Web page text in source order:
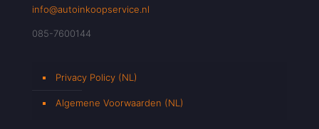
info@autoinkoopservice.nl
085-7600144
Privacy Policy (NL)
Algemene Voorwaarden (NL)